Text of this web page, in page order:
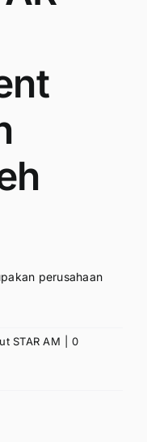
perusahaan
STAR AM
0